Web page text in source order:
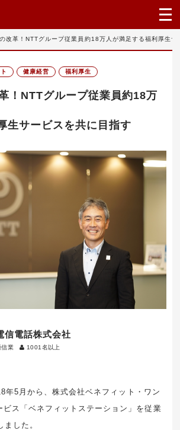
改革！NTTグループ従業員約18万人が満足する福利厚生サ
健康経営 福利厚生
！NTTグループ従業員約18万
生サービスを共に目指す
信電話株式会社
信業 1001名以上
年5月から、株式会社ベネフィット・ワン
ビス「ベネフィットステーション」を従業
した。